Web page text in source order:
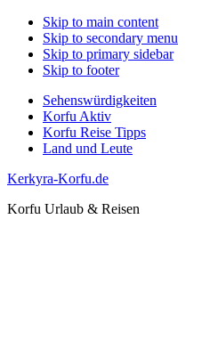
Skip to main content
Skip to secondary menu
Skip to primary sidebar
Skip to footer
Sehenswürdigkeiten
Korfu Aktiv
Korfu Reise Tipps
Land und Leute
Kerkyra-Korfu.de
Korfu Urlaub & Reisen